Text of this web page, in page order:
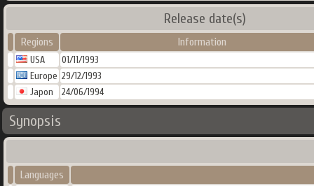
Release date(s)
Regions Information
USA
01/11/1993
Europe 29/12/1993
Japon
24/06/1994
Synopsis
Languages